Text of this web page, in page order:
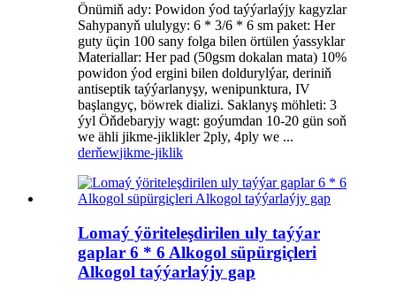
Önümiň ady: Powidon ýod taýýarlaýjy kagyzlar
Sahypanyň ululygy: 6 * 3/6 * 6 sm paket: Her
guty üçin 100 sany folga bilen örtülen ýassyklar
Materiallar: Her pad (50gsm dokalan mata) 10%
powidon ýod ergini bilen doldurylýar, deriniň
antiseptik taýýarlanyşy, wenipunktura, IV
başlangyç, böwrek dializi. Saklanyş möhleti: 3
ýyl Öňdebaryjy wagt: goýumdan 10-20 gün soň
we ähli jikme-jiklikler 2ply, 4ply we ...
derňewjikme-jiklik
Lomaý ýöriteleşdirilen uly taýýar
gaplar 6 * 6 Alkogol süpürgiçleri
Alkogol taýýarlaýjy gap